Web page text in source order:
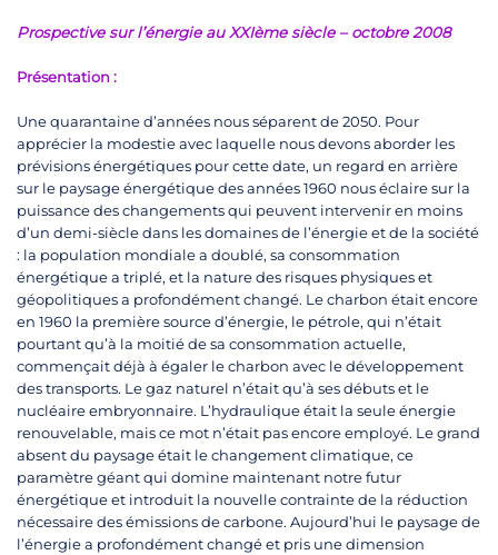
Prospective sur l’énergie au XXIème siècle –octobre 2008
Présentation :
Une quarantaine d’années nous séparent de 2050. Pour
apprécier la modestie avec laquelle nous devons aborder les
prévisions énergétiques pour cette date, un regard en arrière
sur le paysage énergétique des années 1960 nous éclaire sur la
puissance des changements qui peuvent intervenir en moins
d’un demi-siècle dans les domaines de l’énergie et de la société
: la population mondiale a doublé, sa consommation
énergétique a triplé, et la nature des risques physiques et
géopolitiques a profondément changé. Le charbon était encore
en 1960 la première source d’énergie, le pétrole, qui n’était
pourtant qu’à la moitié de sa consommation actuelle,
commençait déjà à égaler le charbon avec le développement
des transports. Le gaz naturel n’était qu’à ses débuts et le
nucléaire embryonnaire. L’hydraulique était la seule énergie
renouvelable, mais ce mot n’était pas encore employé. Le grand
absent du paysage était le changement climatique, ce
paramètre géant qui domine maintenant notre futur
énergétique et introduit la nouvelle contrainte de la réduction
nécessaire des émissions de carbone. Aujourd’hui le paysage de
l’énergie a profondément changé et pris une dimension